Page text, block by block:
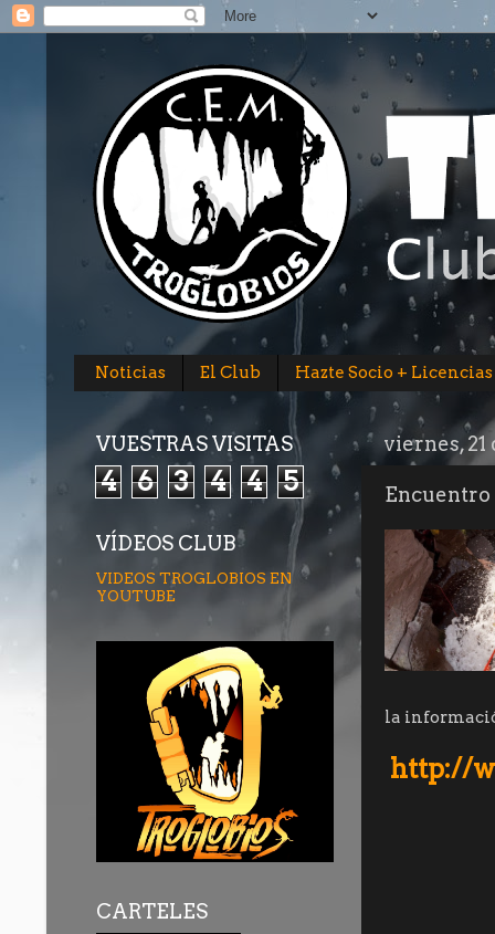
Noticias El Club Hazte Socio +
viernes,
Encuentro
la
http://
VUESTRAS VISITAS
4 6 3 4 4 5
VÍDEOS CLUB
VIDEOS TROGLOBIOS EN
YOUTUBE
CARTELES